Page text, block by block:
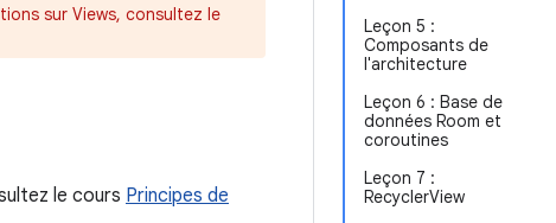
Leçon 5 :
Composants de
l'architecture
Leçon 6 : Base de
données Room et
coroutines
Leçon 7 :
RecyclerView
sur Views, consultez le
le cours Principes de